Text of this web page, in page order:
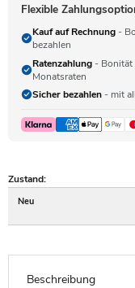
Flexible
Kauf auf Rechnung -
bezahlen
Ratenzahlung - Bonität
Monatsraten
Sicher bezahlen - mit
Zustand:
Neu
Beschreibung